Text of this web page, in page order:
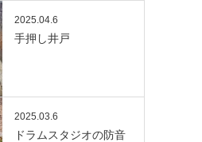
2025.04.6
手押し井戸
2025.03.6
ドラムスタジオの防音